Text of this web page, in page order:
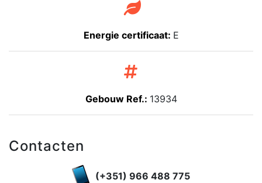
Energie certificaat: E
Gebouw Ref.: 13934
Contacten
(+351) 966 488 775